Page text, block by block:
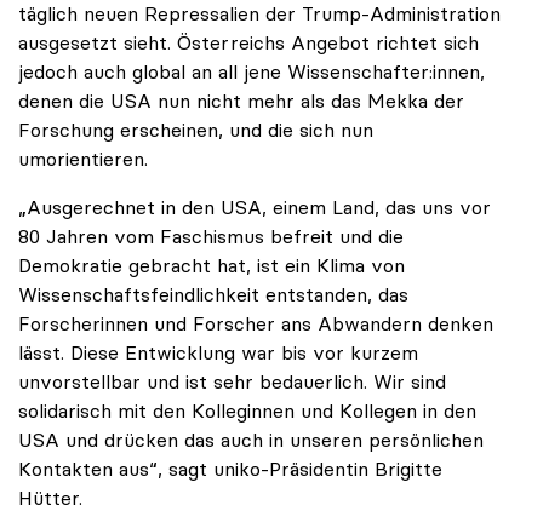
täglich neuen Repressalien der Trump-Administration
ausgesetzt sieht. Österreichs Angebot richtet sich
jedoch auch global an all jene Wissenschafter:innen,
denen die USA nun nicht mehr als das Mekka der
Forschung erscheinen, und die sich nun
umorientieren.
„Ausgerechnet in den USA, einem Land, das uns vor
80 Jahren vom Faschismus befreit und die
Demokratie gebracht hat, ist ein Klima von
Wissenschaftsfeindlichkeit entstanden, das
Forscherinnen und Forscher ans Abwandern denken
lässt. Diese Entwicklung war bis vor kurzem
unvorstellbar und ist sehr bedauerlich. Wir sind
solidarisch mit den Kolleginnen und Kollegen in den
USA und drücken das auch in unseren persönlichen
Kontakten aus“, sagt uniko-Präsidentin Brigitte
Hütter.